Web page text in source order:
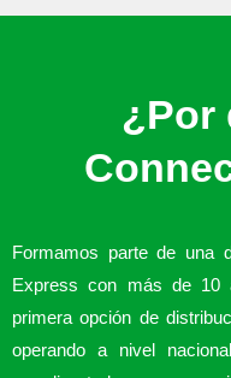
¿Por
Formamos parte de una
Express con más de
primera opción de
operando a nivel